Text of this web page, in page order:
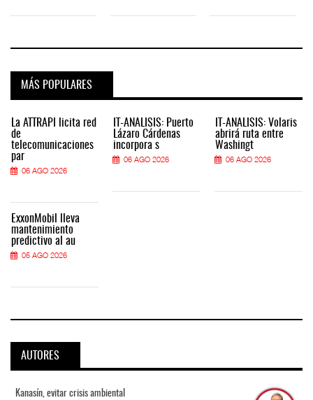
MÁS POPULARES
La ATTRAPI licita red
de
telecomunicaciones
par
06 AGO 2026
ExxonMobil lleva
mantenimiento
predictivo al au
05 AGO 2026
IT-ANÁLISIS: Puerto
Lázaro Cárdenas
incorpora s
06 AGO 2026
IT-ANÁLISIS: Volaris
abrirá ruta entre
Washingt
06 AGO 2026
AUTORES
Kanasín, evitar crisis ambiental